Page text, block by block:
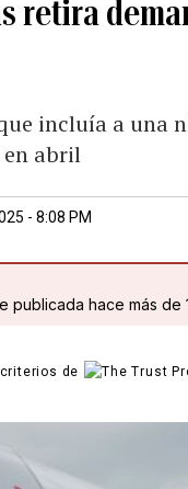
retira
incluía a una
en abril
- 8:08 PM
publicada hace más de
de